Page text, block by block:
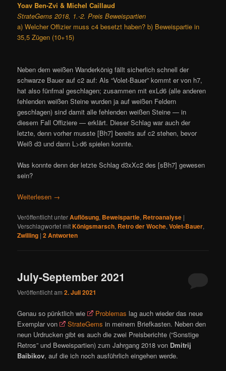
Yoav Ben-Zvi & Michel Caillaud
StrateGems 2018, 1.-2. Preis Beweispartien
a) Welcher Offizier muss c4 besetzt haben? b) Beweispartie in
35,5 Zügen (10+15)
Neben dem weißen Wanderkönig fällt sicherlich schnell der
schwarze Bauer auf c2 auf: Als “Volet-Bauer” kommt er von h7,
hat also fünfmal geschlagen; zusammen mit exLd6 (alle anderen
fehlenden weißen Steine wurden ja auf weißen Feldern
geschlagen) sind damit alle fehlenden weißen Steine — in
diesem Fall Offiziere — erklärt. Dieser Schlag war auch der
letzte, denn vorher musste [Bh7] bereits auf c2 stehen, bevor
Weiß d3 und dann L>d6 spielen konnte.
Was konnte denn der letzte Schlag d3xXc2 des [sBh7] gewesen
sein?
Weiterlesen →
Veröffentlicht unterAuflösung, Beweispartie, Retroanalyse |
Verschlagwortet mitKönigsmarsch, Retro der Woche,Volet-Bauer,
Zwilling |2Antworten
July-September 2021
Veröffentlicht am2. Juli 2021
Genau so pünktlich wie Problemas lag auch wieder das neue
Exemplar von
StrateGems in meinem Briefkasten. Neben den
neun Urdrucken gibt es auch die zwei Preisberichte (“Sonstige
Retros” und Beweispartien) zum Jahrgang 2018 von Dmitrij
Baibikov, auf die ich noch ausführlich eingehen werde.